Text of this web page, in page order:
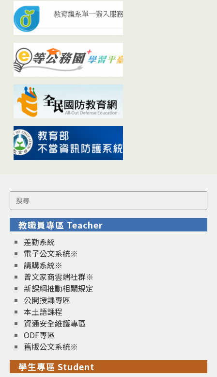
Search
for:
教職員專區 Teacher
差勤系統
電子公文系統※
請購系統※
曾文家商雲端社群※
新課綱推動相關規定
公開授課專區
本土語課程
資通安全維護專區
ODF專區
舊版公文系統※
學生專區 Student